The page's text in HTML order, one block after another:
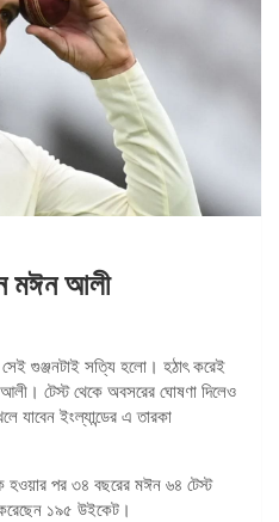
মঈন আলী
গুঞ্জনটাই সত্যি হলো। হঠাৎ করেই
টেস্ট থেকে অবসরের ঘোষণা দিলেও
যাবেন ইংল্যান্ডের এ তারকা
হওয়ার পর ৩৪ বছরের মঈন ৬৪ টেস্ট
করেছেন ১৯৫ উইকেট।